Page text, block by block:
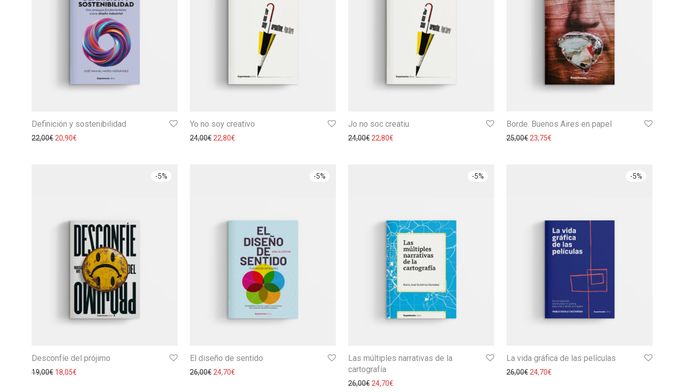
Definición y sostenibilidad
22,00€ 20,90€
Yo no soy creativo
24,00€ 22,80€
Jo no soc creatiu
24,00€ 22,80€
Borde. Buenos Aires en papel
25,00€ 23,75€
-5%
Desconfíe del prójimo
19,00€ 18,05€
-5%
El diseño de sentido
26,00€ 24,70€
-5%
Las múltiples narrativas de la
cartografía
26,00€ 24,70€
-5%
La vida gráfica de las películas
26,00€ 24,70€